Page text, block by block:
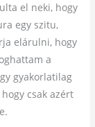
el neki, hogy
egy szitu,
elárulni, hogy
a
gyakorlatilag
csak azért